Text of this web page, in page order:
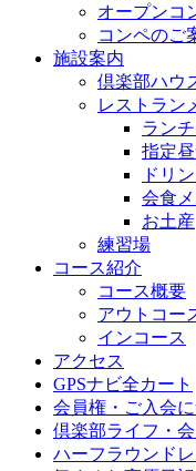
オープンコ
コンペのご
施設案内
倶楽部ハウ
レストラン
ラン
指定
ドリ
会食
お土産
練習場
コース紹介
コース概要
アウトコー
インコース
アクセス
GPSナビ全カート
会員権・ご入会
倶楽部ライフ・
ハーフラウンド